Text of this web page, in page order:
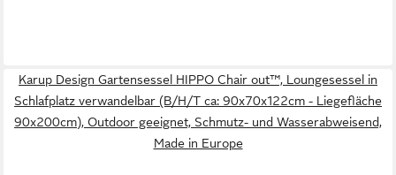
Karup Design Gartensessel HIPPO Chair out™, Loungesessel in
Schlafplatz verwandelbar (B/H/T ca: 90x70x122cm - Liegefläche
90x200cm), Outdoor geeignet, Schmutz- und Wasserabweisend,
Made in Europe